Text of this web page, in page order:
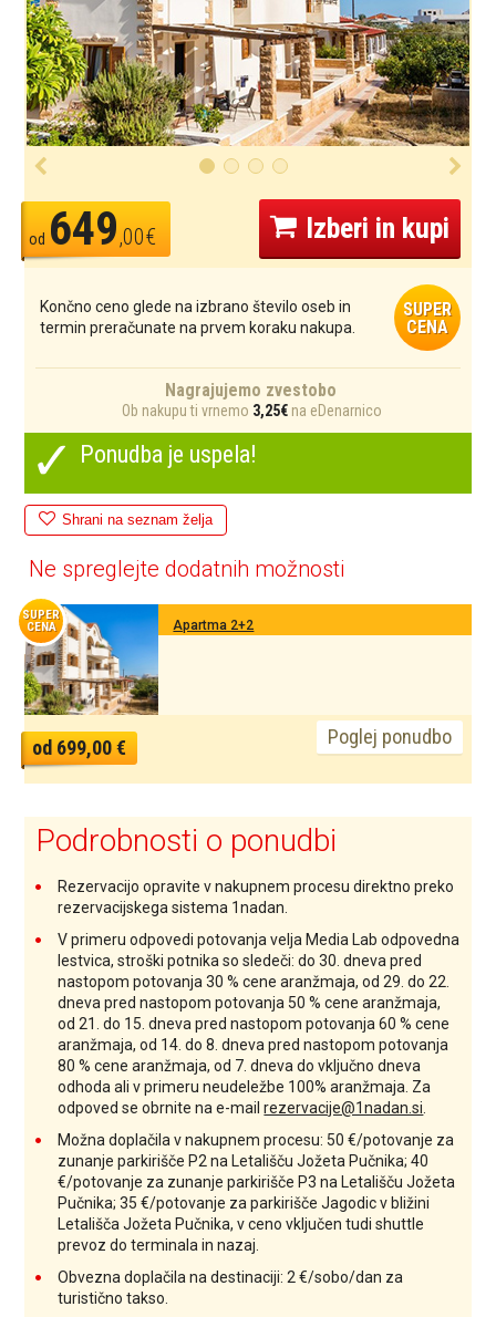
od 649,00€ Izberi in kupi
Končno ceno glede na izbrano število oseb in
termin preračunate na prvem koraku nakupa.
SUPER
CENA
Nagrajujemo zvestobo
Ob nakupu ti vrnemo 3,25€na eDenarnico
✓ Ponudba je uspela!
Shrani na seznam želja
Ne spreglejte dodatnih možnosti
SUPER
CENA
Apartma 2+2
Poglej ponudbo
od 699,00 €
Podrobnosti o ponudbi
Rezervacijo opravite v nakupnem procesu direktno preko
rezervacijskega sistema 1nadan.
V primeru odpovedi potovanja velja Media Lab odpovedna
lestvica, stroški potnika so sledeči: do 30. dneva pred
nastopom potovanja 30 % cene aranžmaja, od 29. do 22.
dneva pred nastopom potovanja 50 % cene aranžmaja,
od 21. do 15. dneva pred nastopom potovanja 60 % cene
aranžmaja, od 14. do 8. dneva pred nastopom potovanja
80 % cene aranžmaja, od 7. dneva do vključno dneva
odhoda ali v primeru neudeležbe 100% aranžmaja. Za
odpoved se obrnite na e-mailrezervacije@1nadan.si
Možna doplačila v nakupnem procesu: 50 €/potovanje za
zunanje parkirišče P2 na Letališču Jožeta Pučnika; 40
€/potovanje za zunanje parkirišče P3 na Letališču Jožeta
Pučnika; 35 €/potovanje za parkirišče Jagodic v bližini
Letališča Jožeta Pučnika, v ceno vključen tudi shuttle
prevoz do terminala in nazaj.
Obvezna doplačila na destinaciji: 2 €/sobo/dan za
turistično takso.